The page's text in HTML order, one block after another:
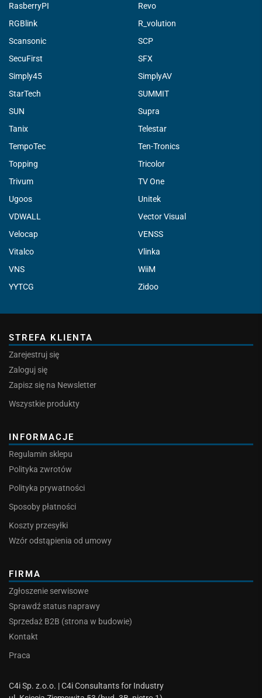
RasberryPI
Revo
RGBlink
R_volution
Scansonic
SCP
SecuFirst
SFX
Simply45
SimplyAV
StarTech
SUMMIT
SUN
Supra
Tanix
Telestar
TempoTec
Ten-Tronics
Topping
Tricolor
Trivum
TV One
Ugoos
Unitek
VDWALL
Vector Visual
Velocap
VENSS
Vitalco
Vlinka
VNS
WiiM
YYTCG
Zidoo
STREFA KLIENTA
Zarejestruj się
Zaloguj się
Zapisz się na Newsletter
Wszystkie produkty
INFORMACJE
Regulamin sklepu
Polityka zwrotów
Polityka prywatności
Sposoby płatności
Koszty przesyłki
Wzór odstąpienia od umowy
FIRMA
Zgłoszenie serwisowe
Sprawdź status naprawy
Sprzedaż B2B (strona w budowie)
Kontakt
Praca
C4i Sp. z.o.o. | C4i Consultants for Industry